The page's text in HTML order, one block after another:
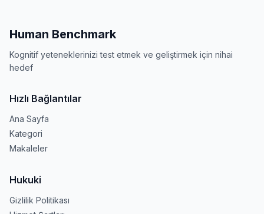
Human Benchmark
Kognitif yeteneklerinizi test etmek ve geliştirmek için nihai
hedef
Hızlı Bağlantılar
Ana Sayfa
Kategori
Makaleler
Hukuki
Gizlilik Politikası